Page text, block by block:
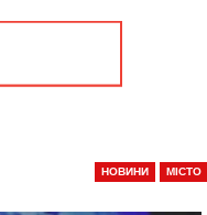
НОВИНИ МІСТО